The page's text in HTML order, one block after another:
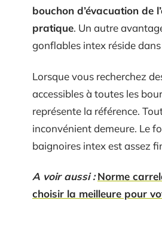
bouchon d’évacuation de
pratique. Un autre
gonflables intex réside
Lorsque vous recherchez
accessibles à toutes les
représente la référence.
inconvénient demeure. Le
baignoires intex est assez
A voir aussi : Norme
choisir la meilleure pour